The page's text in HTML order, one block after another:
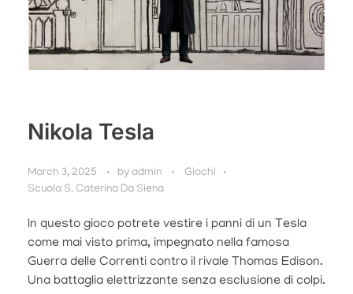
Nikola Tesla
March 3, 2025 by admin
Giochi
Scuola S. Caterina Da Siena
In questo gioco potrete vestire i panni di un Tesla
come mai visto prima, impegnato nella famosa
Guerra delle Correnti contro il rivale Thomas Edison.
Una battaglia elettrizzante senza esclusione di colpi.